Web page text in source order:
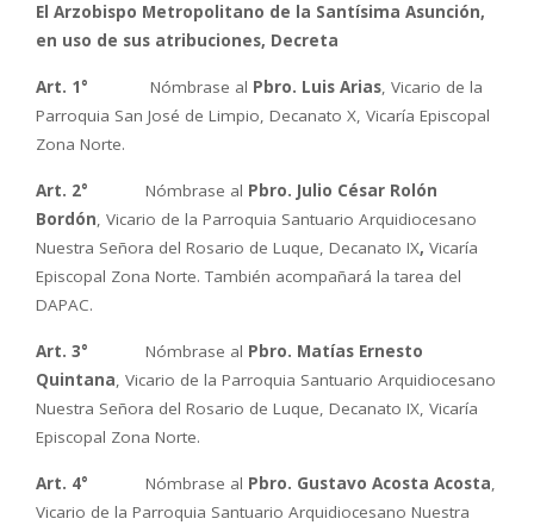
El Arzobispo Metropolitano de la Santísima Asunción,
en uso de sus atribuciones, Decreta
Art. 1° Nómbrase al Pbro. Luis Arias, Vicario de la
Parroquia San José de Limpio, Decanato X, Vicaría Episcopal
Zona Norte.
Art. 2° Nómbrase al Pbro. Julio César Rolón
Bordón, Vicario de la Parroquia Santuario Arquidiocesano
Nuestra Señora del Rosario de Luque, Decanato IX, Vicaría
Episcopal Zona Norte. También acompañará la tarea del
DAPAC.
Art. 3° Nómbrase al Pbro. Matías Ernesto
Quintana, Vicario de la Parroquia Santuario Arquidiocesano
Nuestra Señora del Rosario de Luque, Decanato IX, Vicaría
Episcopal Zona Norte.
Art. 4° Nómbrase al Pbro. Gustavo Acosta Acosta,
Vicario de la Parroquia Santuario Arquidiocesano Nuestra